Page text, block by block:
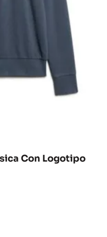
Con Logotipo